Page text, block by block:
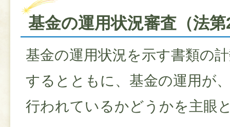
基金の運用状況審査（法
基金の運用状況を示す書類の
するとともに、基金の運用が
行われているかどうかを主眼